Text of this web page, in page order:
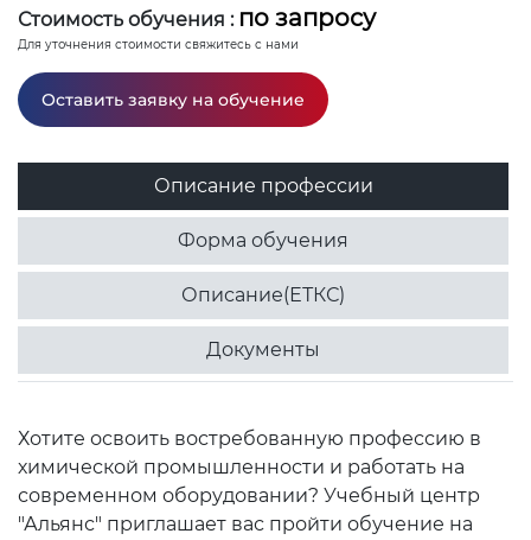
Стоимость обучения : по запросу
Для уточнения стоимости свяжитесь с нами
Оставить заявку на обучение
Описание профессии
Форма обучения
Описание(ЕТКС)
Документы
Хотите освоить востребованную профессию в
химической промышленности и работать на
современном оборудовании? Учебный центр
"Альянс" приглашает вас пройти обучение на